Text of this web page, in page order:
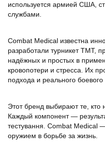
используется армией США,
службами.
Combat Medical известна
разработали турникет TMT,
надёжных и простых в
кровопотери и стресса. Их
подхода и реального
Этот бренд выбирают те, кто
Каждый компонент —
тестування. Combat Medical
оружием в борьбе за жизнь.